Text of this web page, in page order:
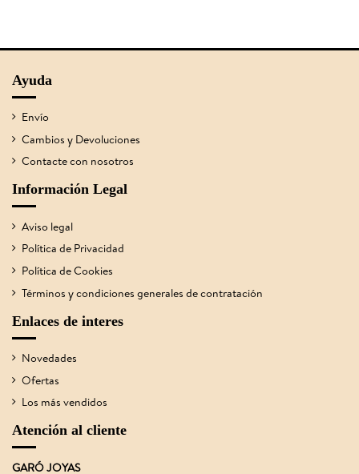
Ayuda
Envío
Cambios y Devoluciones
Contacte con nosotros
Información Legal
Aviso legal
Política de Privacidad
Política de Cookies
Términos y condiciones generales de contratación
Enlaces de interes
Novedades
Ofertas
Los más vendidos
Atención al cliente
GARÓ JOYAS